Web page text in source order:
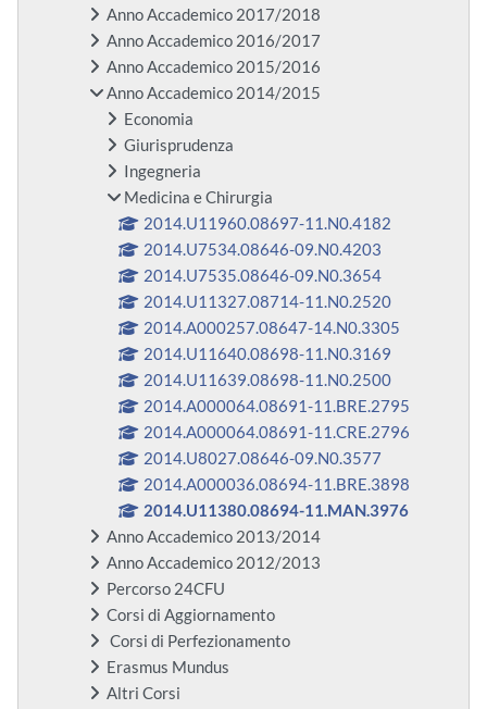
Anno Accademico 2017/2018
Anno Accademico 2016/2017
Anno Accademico 2015/2016
Anno Accademico 2014/2015
Economia
Giurisprudenza
Ingegneria
Medicina e Chirurgia
2014.U11960.08697-11.N0.4182
2014.U7534.08646-09.N0.4203
2014.U7535.08646-09.N0.3654
2014.U11327.08714-11.N0.2520
2014.A000257.08647-14.N0.3305
2014.U11640.08698-11.N0.3169
2014.U11639.08698-11.N0.2500
2014.A000064.08691-11.BRE.2795
2014.A000064.08691-11.CRE.2796
2014.U8027.08646-09.N0.3577
2014.A000036.08694-11.BRE.3898
2014.U11380.08694-11.MAN.3976
Anno Accademico 2013/2014
Anno Accademico 2012/2013
Percorso 24CFU
Corsi di Aggiornamento
Corsi di Perfezionamento
Erasmus Mundus
Altri Corsi